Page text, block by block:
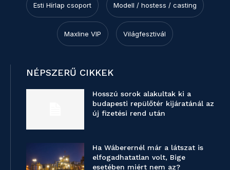
Esti Hírlap csoport Modell / hostess / casting
Maxline VIP Világfesztivál
NÉPSZERŰ CIKKEK
Hosszú sorok alakultak ki a
budapesti repülőtér kijáratánál az
új fizetési rend után
Ha Wáberernél már a látszat is
elfogadhatatlan volt, Bige
esetében miért nem az?